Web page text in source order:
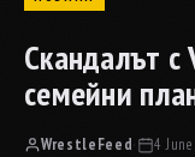
Скандалът с
семейни
WrestleFeed· 4